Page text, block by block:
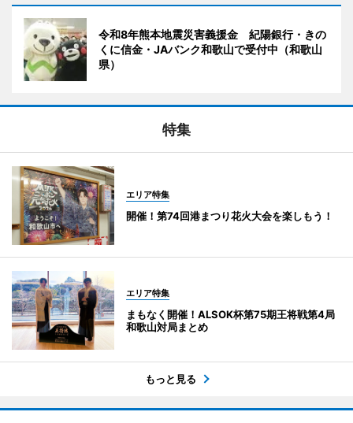
令和8年熊本地震災害義援金 紀陽銀行・きの
くに信金・JAバンク和歌山で受付中（和歌山
県）
特集
エリア特集
開催！第74回港まつり花火大会を楽しもう！
エリア特集
まもなく開催！ALSOK杯第75期王将戦第4局
和歌山対局まとめ
もっと見る